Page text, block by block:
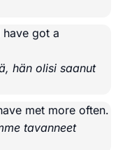
got a
hän olisi saanut
met more often.
tavanneet